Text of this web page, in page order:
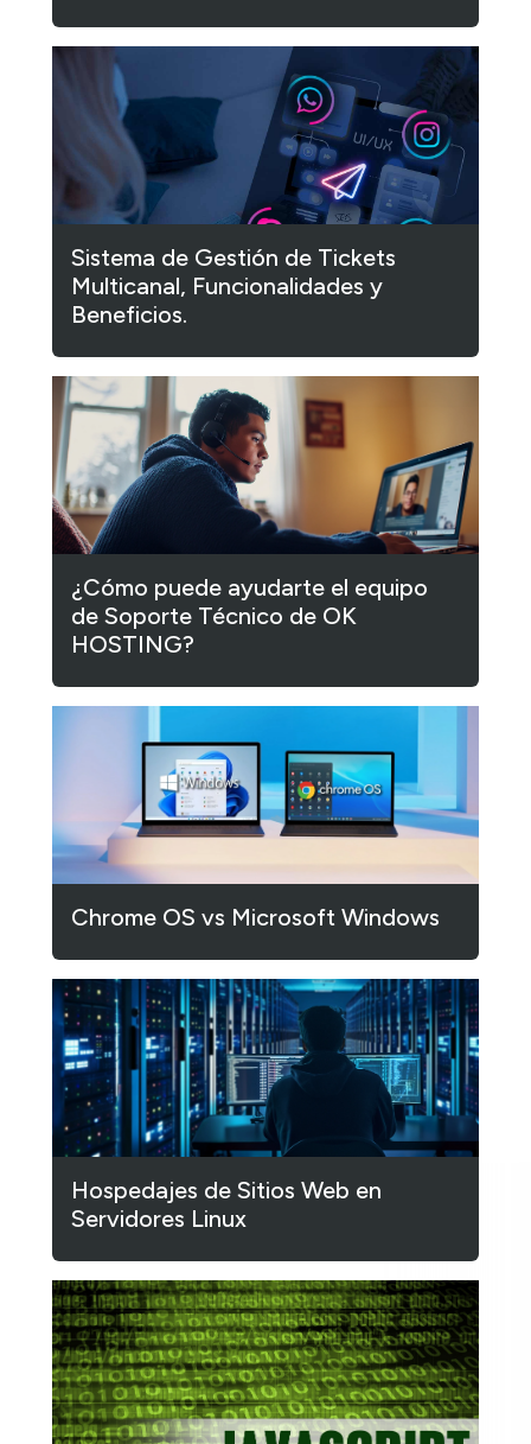
Sistema de Gestión de Tickets
Multicanal, Funcionalidades y
Beneficios.
¿Cómo puede ayudarte el equipo
de Soporte Técnico de OK
HOSTING?
Chrome OS vs Microsoft Windows
Hospedajes de Sitios Web en
Servidores Linux